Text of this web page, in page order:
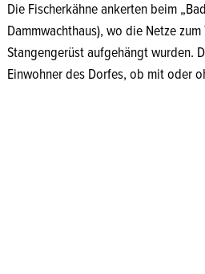
Die Fischerkähne ankerten beim
Dammwachthaus), wo die Netze
Stangengerüst aufgehängt wurden.
Einwohner des Dorfes, ob mit oder